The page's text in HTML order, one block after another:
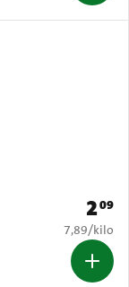
Prijs:
209
€ 7,89 per
7,89/kilo